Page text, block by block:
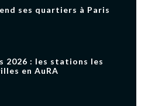
ses quartiers à Paris
2026 : les stations les
en AuRA